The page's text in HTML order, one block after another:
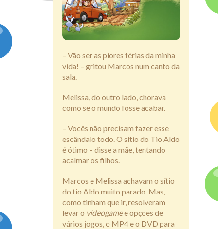
Atividades
Assine
– Vão ser as piores férias da minha
vida! – gritou Marcos num canto da
sala.
Melissa, do outro lado, chorava
como se o mundo fosse acabar.
– Vocês não precisam fazer esse
escândalo todo. O sítio do Tio Aldo
é ótimo – disse a mãe, tentando
acalmar os filhos.
Marcos e Melissa achavam o sítio
do tio Aldo muito parado. Mas,
como tinham que ir, resolveram
levar o videogamee opções de
vários jogos, o MP4 e o DVD para